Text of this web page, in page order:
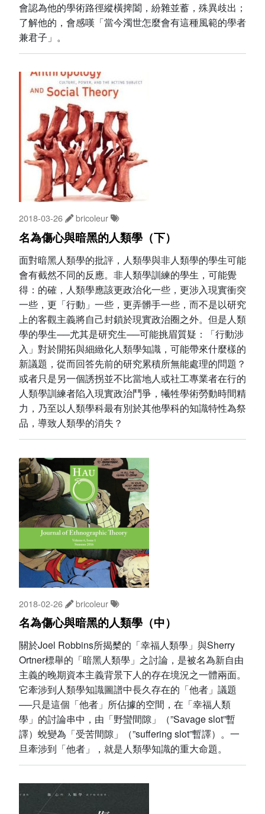
會認為他的學術路徑縱橫捭闔，紛雜並蓄，殊異歧出；
了解他的，會感嘆「當今濁世怎麼會有這種風範的學者
兼君子」。
2018-03-26 bricoleur
名為傷心與暗黑的人類學（下）
面對暗黑人類學的批評，人類學與非人類學的學生可能
會有截然不同的反應。非人類學訓練的學生，可能覺
得：的確，人類學應該更政治化一些，更涉入現實衝突
一些，更「行動」一些，更弄髒手一些，而不是以研究
上的客觀主義將自己封鎖於現實政治圈之外。但是人類
學的學生──尤其是研究生──可能挑眉質疑：「行動涉
入」對於開拓與細緻化人類學知識，可能帶來什麼樣的
新議題，從而回答先前的研究累積所無能處理的問題？
或者只是另一個誘拐並不比當地人或社工專業者在行的
人類學訓練者陷入現實政治鬥爭，犧牲學術勞動時間精
力，乃至以人類學科最有別於其他學科的知識特性為祭
品，導致人類學的消失？
2018-02-26 bricoleur
名為傷心與暗黑的人類學（中）
關於Joel Robbins所揭櫫的「幸福人類學」與Sherry
Ortner標舉的「暗黑人類學」之討論，是被名為新自由
主義的晚期資本主義背景下人的存在境況之一體兩面。
它牽涉到人類學知識圖譜中長久存在的「他者」議題
──只是這個「他者」所佔據的空間，在「幸福人類
學」的討論串中，由「野蠻間隙」（”Savage slot”暫
譯）蛻變為「受苦間隙」（”suffering slot”暫譯）。一
旦牽涉到「他者」，就是人類學知識的重大命題。